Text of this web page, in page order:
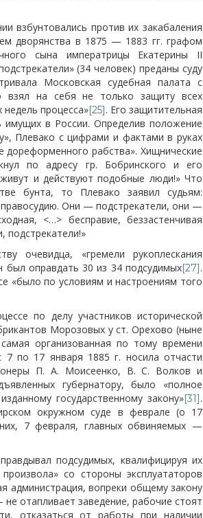
взбунтовались против их закабаления
дворянства в 1875 — 1883 гг. графом
сына императрицы Екатерины II
(34 человек) преданы суду
Московская судебная палата с
взял на себя не только защиту всех
процесса»[25]. Его защитительная
в России. Определив положение
Плевако с цифрами и фактами в руках
рабства». Хищнические
по адресу гр. Бобринского и его
и действуют подобные люди!» Что
бунта, то Плевако заявил судьям:
Они — подстрекатели, они —
<…> бесправие, беззастенчивая
подстрекатели!»
очевидца, «гремели рукоплескания
был оправдать 30 из 34 подсудимых[27].
«было по условиям и настроениям того
по делу участников исторической
Морозовых у ст. Орехово (ныне
организованная по тому времени
7 по 17 января 1885 г. носила отчасти
П. А. Моисеенко, В. С. Волков и
губернатору, было «полное
государственному закону»[31].
окружном суде в феврале (о 17
7 февраля, главных обвиняемых —
подсудимых, квалифицируя их
со стороны эксплуататоров
администрация, вопреки общему закону
отапливает заведение, рабочие стоят
отказаться от работы при наличии